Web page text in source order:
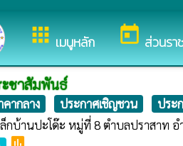
appsเมนูหลัก todayส่วนรา
ยินดีต้อนรับสู่เว็บ
ชาสัมพันธ์
ากลาง ประกาศเชิญชวน ประ
กบ้านปะโด๊ะ หมู่ที่ 8 ตำบลปราสาท อ
poll